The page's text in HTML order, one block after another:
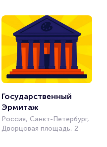
Государственный
Эрмитаж
Россия, Санкт-Петербург,
Дворцовая площадь, 2